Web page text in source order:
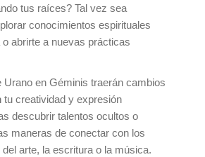
tus raíces? Tal vez sea
conocimientos espirituales
abrirte a nuevas prácticas
Urano en Géminis traerán cambios
tu creatividad y expresión
descubrir talentos ocultos o
maneras de conectar con los
arte, la escritura o la música.